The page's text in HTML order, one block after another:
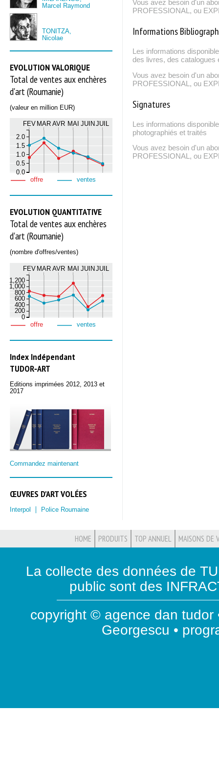
Marcel Raymond
TONITZA,
Nicolae
EVOLUTION VALORIQUE
Total de ventes aux enchères
d'art (Roumanie)
(valeur en million EUR)
FEV MAR AVR MAI JUIN JUIL
0.0
0.5
1.0
1.5
2.0
offre ventes
EVOLUTION QUANTITATIVE
Total de ventes aux enchères
d'art (Roumanie)
(nombre d'offres/ventes)
FEV MAR AVR MAI JUIN JUIL
0
200
400
600
800
1,000
1,200
offre ventes
Index Indépendant
TUDOR‑ART
Editions imprimées 2012, 2013 et
2017
Commandez maintenant
ŒUVRES D'ART VOLÉES
Interpol Police Roumaine
Vous avez besoin d'un
PROFESSIONAL, ou
Informations
Les informations
des livres, des catalogues
Vous avez besoin d'un
PROFESSIONAL, ou
Signatures
Les informations
photographiés et traités
Vous avez besoin d'un
PROFESSIONAL, ou
HOME PRODUITS TOP ANNUEL MAISONS DE
La collecte des données de
public sont des
copyright © agence dan tudor
Georgescu •